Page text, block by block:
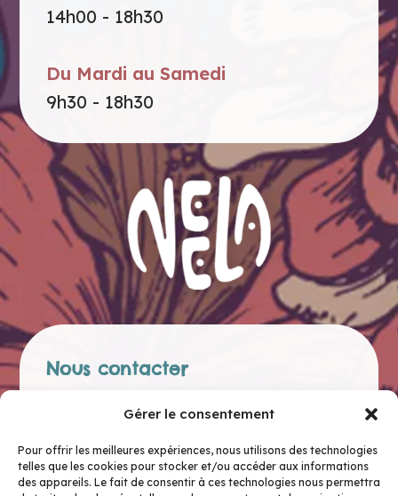
Gérer le consentement
Pour offrir les meilleures expériences, nous utilisons des technologies
telles que les cookies pour stocker et/ou accéder aux informations
des appareils. Le fait de consentir à ces technologies nous permettra
14h00 - 18h30
Du Mardi au Samedi
9h30 - 18h30
Nous contacter
13 Rue Gambetta,
73200 Albertville